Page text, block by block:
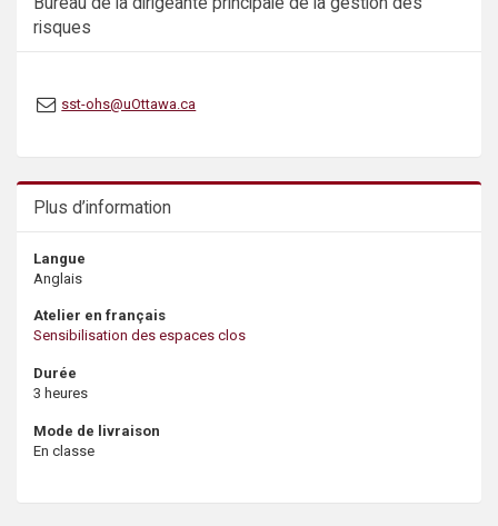
risques
sst-ohs@uOttawa.ca
Plus d’information
Langue
Anglais
Atelier en français
Sensibilisation des espaces clos
Durée
3 heures
Mode de livraison
En classe